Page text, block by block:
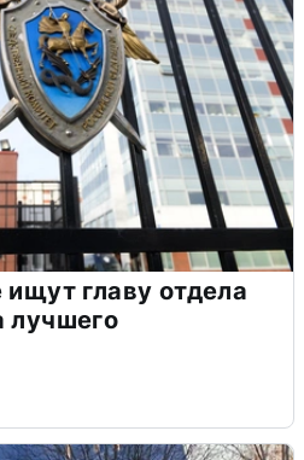
ищут главу отдела
лучшего